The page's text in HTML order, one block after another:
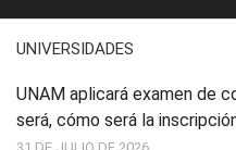
UNIVERSIDADES
UNAM aplicará examen de
será, cómo será la